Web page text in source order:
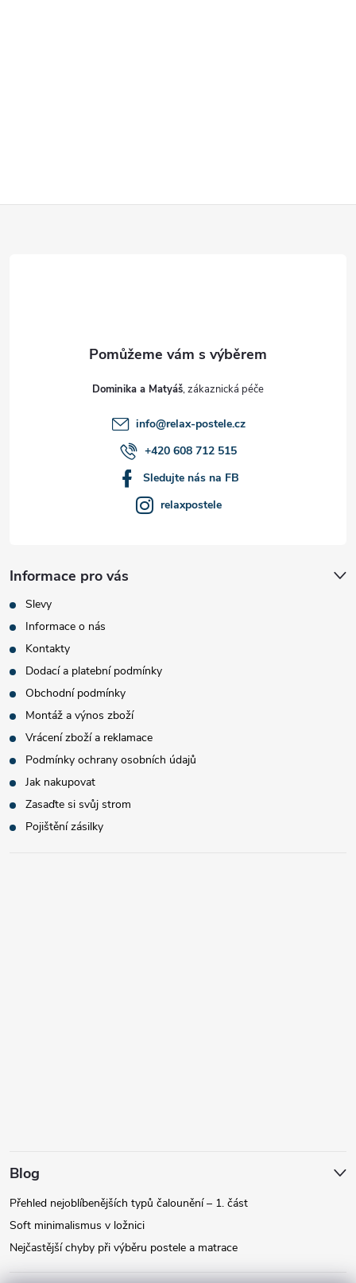
Dominika a Matyáš
info@relax-postele.cz
+420 608 712 515
Sledujte nás na FB
relaxpostele
Informace pro vás
Slevy
Informace o nás
Kontakty
Dodací a platební podmínky
Obchodní podmínky
Montáž a výnos zboží
Vrácení zboží a reklamace
Podmínky ochrany osobních údajů
Jak nakupovat
Zasaďte si svůj strom
Pojištění zásilky
Blog
Přehled nejoblíbenějších typů čalounění – 1. část
Soft minimalismus v ložnici
Nejčastější chyby při výběru postele a matrace